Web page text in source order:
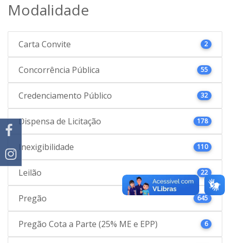
Modalidade
Carta Convite 2
Concorrência Pública 55
Credenciamento Público 32
Dispensa de Licitação 178
Inexigibilidade 110
Leilão 22
Pregão 645
Pregão Cota a Parte (25% ME e EPP) 6